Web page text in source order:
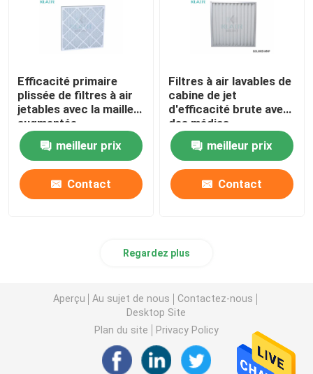
Efficacité primaire
plissée de filtres à air
jetables avec la maille
augmentée
meilleur prix
Contact
Filtres à air lavables de
cabine de jet
d'efficacité brute avec
des médias
remplaçables
meilleur prix
Contact
Regardez plus
Aperçu Au sujet de nous
Contactez-nous
Desktop Site
Plan du site
Privacy Policy